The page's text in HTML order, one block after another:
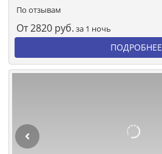
По отзывам
От2820 руб. за 1 ночь
ПОДРОБНЕЕ